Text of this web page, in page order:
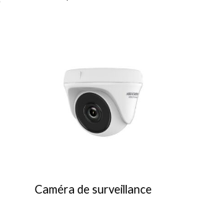
Caméra de surveillance